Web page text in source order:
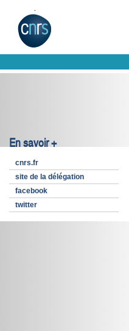
En savoir +
cnrs.fr
site de la délégation
facebook
twitter